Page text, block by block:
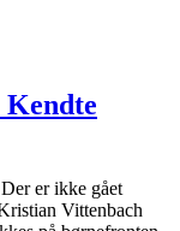
Kendte
er ikke gået
Vittenbach